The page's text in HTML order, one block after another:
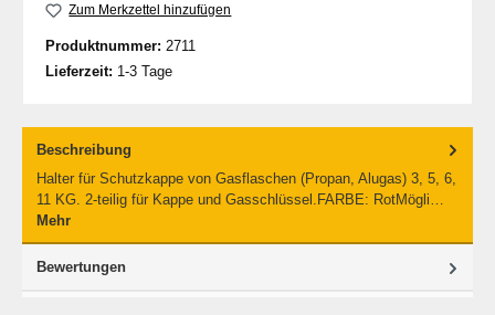
Zum Merkzettel hinzufügen
Produktnummer: 2711
Lieferzeit: 1-3 Tage
Beschreibung
Halter für Schutzkappe von Gasflaschen (Propan, Alugas) 3, 5, 6,
11 KG. 2-teilig für Kappe und Gasschlüssel.FARBE: RotMögli…
Mehr
Bewertungen